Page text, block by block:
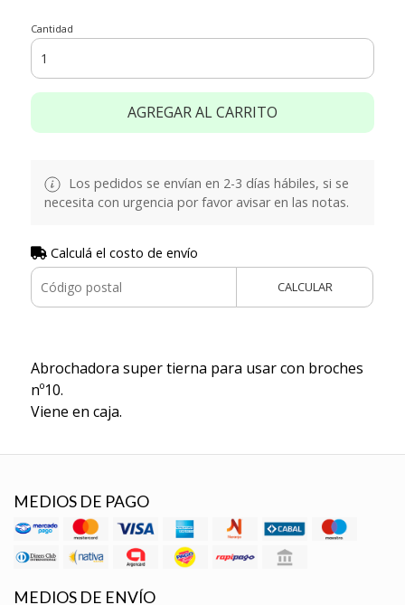
Cantidad
AGREGAR AL CARRITO
Los pedidos se envían en 2-3 días hábiles, si se
necesita con urgencia por favor avisar en las notas.
Calculá el costo de envío
CALCULAR
Abrochadora super tierna para usar con broches
nº10.
Viene en caja.
MEDIOS DE PAGO
MEDIOS DE ENVÍO